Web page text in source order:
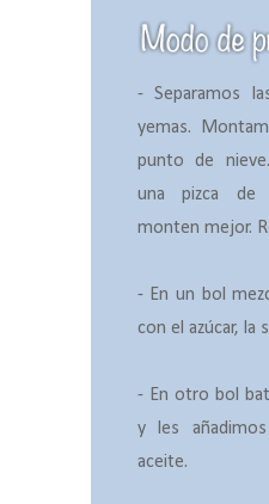
- Separamos
yemas.
punto de
una pizca de
monten mejor.
- En un bol
con el azúcar, la
- En otro bol
y les
aceite.